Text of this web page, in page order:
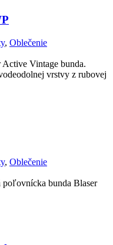
, Oblečenie
Active Vintage bunda.
vrstvy z rubovej
, Oblečenie
poľovnícka bunda Blaser